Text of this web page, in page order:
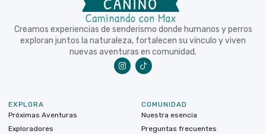
Creamos experiencias de senderismo donde humanos y perros
exploran juntos la naturaleza, fortalecen su vínculo y viven
nuevas aventuras en comunidad.
EXPLORA
Próximas Aventuras
Exploradores
COMUNIDAD
Nuestra esencia
Preguntas frecuentes